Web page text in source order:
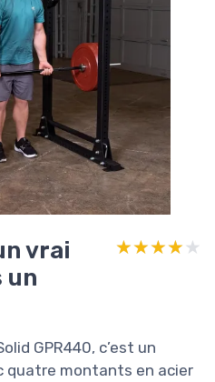
vrai
un
★★★★★
★★★★★
GPR440, c’est un
quatre montants en acier